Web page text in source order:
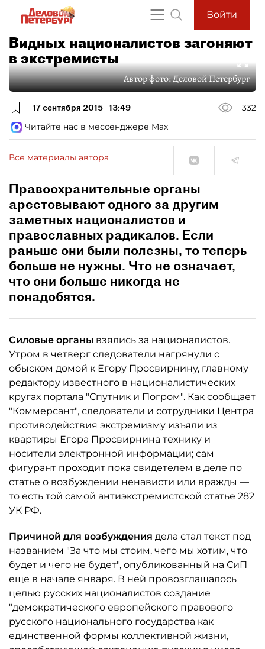
Войти
Видных националистов загоняют
в экстремисты
Автор фото:Деловой Петербург
17 сентября 2015 13:49
332
Читайте нас в мессенджере Max
Все материалы автора
Правоохранительные органы
арестовывают одного за другим
заметных националистов и
православных радикалов. Если
раньше они были полезны, то теперь
больше не нужны. Что не означает,
что они больше никогда не
понадобятся.
Силовые органы взялись за националистов.
Утром в четверг следователи нагрянули с
обыском домой к Егору Просвирнину, главному
редактору известного в националистических
кругах портала "Спутник и Погром". Как сообщает
"Коммерсант", следователи и сотрудники Центра
противодействия экстремизму изъяли из
квартиры Егора Просвирнина технику и
носители электронной информации; сам
фигурант проходит пока свидетелем в деле по
статье о возбуждении ненависти или вражды —
то есть той самой антиэкстремистской статье 282
УК РФ.
Причиной для возбуждения дела стал текст под
названием "За что мы стоим, чего мы хотим, что
будет и чего не будет", опубликованный на СиП
еще в начале января. В ней провозглашалось
целью русских националистов создание
"демократического европейского правового
русского национального государства как
единственной формы коллективной жизни,